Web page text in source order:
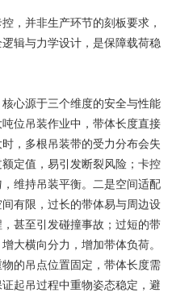
，并非生产环节的刻板要求，
辑与力学设计，是保障载荷稳
心源于三个维度的安全与性能
位吊装作业中，带体长度直接
，多根吊装带的受力分布会失
定值，易引发断裂风险；卡控
维持吊装平衡。二是空间适配
有限，过长的带体易与周边设
甚至引发碰撞事故；过短的带
大横向分力，增加带体负荷。
的吊点位置固定，带体长度需
起吊过程中重物姿态稳定，避